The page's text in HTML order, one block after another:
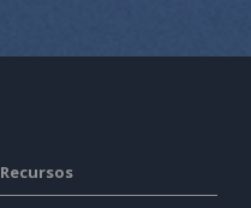
Recursos